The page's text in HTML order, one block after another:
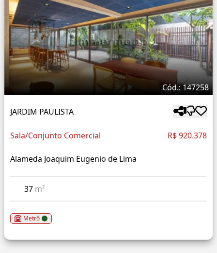
Cód.: 147258
JARDIM PAULISTA
Sala/Conjunto Comercial R$ 920.378
Alameda Joaquim Eugenio de Lima
37 m²
Metrô